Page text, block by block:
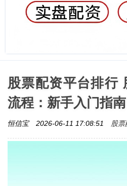
股票配资平台排行
流程：新手入门指南
恒信宝 2026-06-11 17:08:51 股